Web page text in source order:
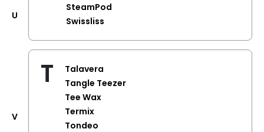
U
V
SteamPod
Swissliss
T
Talavera
Tangle Teezer
Tee Wax
Termix
Tondeo